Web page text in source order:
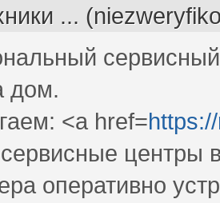
...
дом.
<a href=
сервисные центры
оперативно